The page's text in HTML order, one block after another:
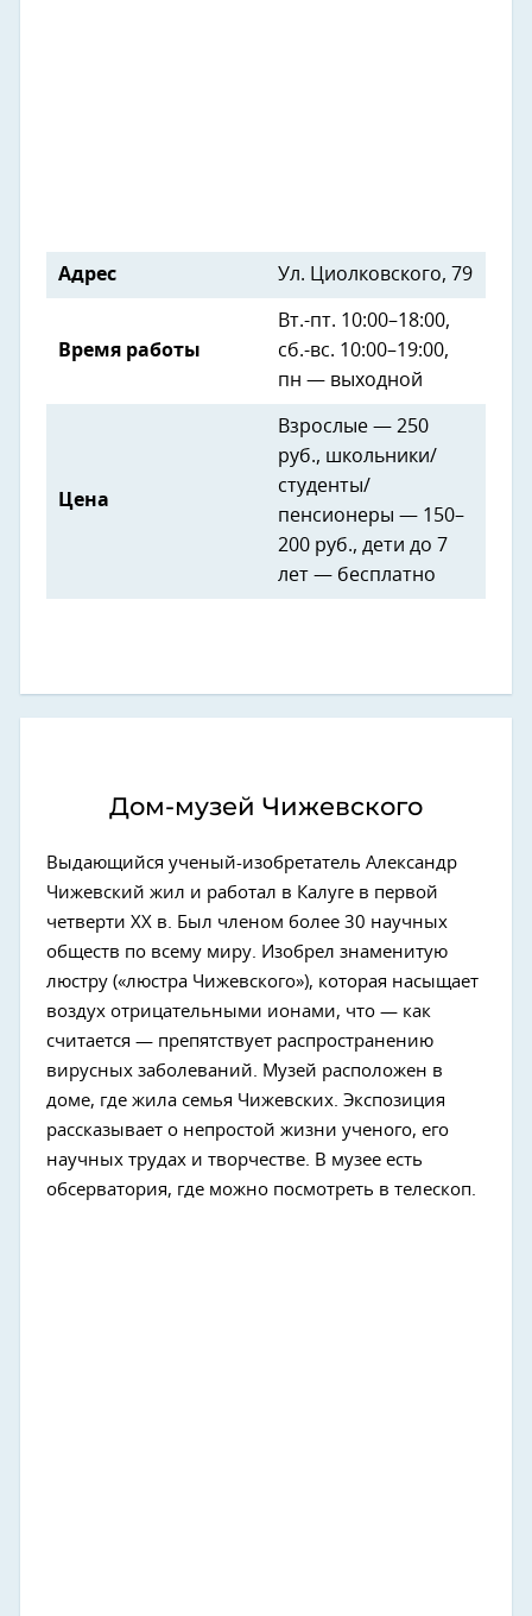
Адрес Ул. Циолковского, 79
Время работы
Вт.-пт. 10:00–18:00,
сб.-вс. 10:00–19:00,
пн — выходной
Цена
Взрослые — 250
руб., школьники/
студенты/
пенсионеры — 150–
200 руб., дети до 7
лет — бесплатно
Дом-музей Чижевского
Выдающийся ученый-изобретатель Александр
Чижевский жил и работал в Калуге в первой
четверти XX в. Был членом более 30 научных
обществ по всему миру. Изобрел знаменитую
люстру («люстра Чижевского»), которая насыщает
воздух отрицательными ионами, что — как
считается — препятствует распространению
вирусных заболеваний. Музей расположен в
доме, где жила семья Чижевских. Экспозиция
рассказывает о непростой жизни ученого, его
научных трудах и творчестве. В музее есть
обсерватория, где можно посмотреть в телескоп.